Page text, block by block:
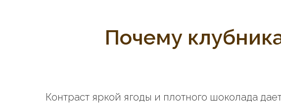
Почему
Контраст яркой ягоды и плотного шоколада